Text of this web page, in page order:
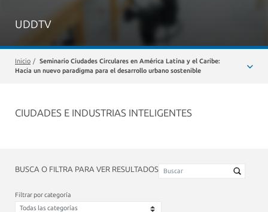
UDDTV
Inicio / Seminario Ciudades Circulares en América Latina y el Caribe:
Hacia un nuevo paradigma para el desarrollo urbano sostenible
CIUDADES E INDUSTRIAS INTELIGENTES
BUSCA O FILTRA PARA VER RESULTADOS
Filtrar por categoría